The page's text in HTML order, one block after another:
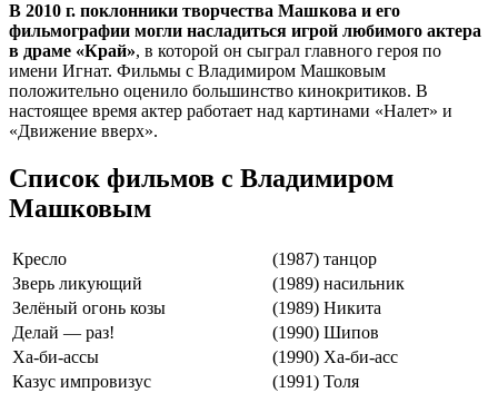
В 2010 г. поклонники творчества Машкова и его
фильмографии могли насладиться игрой любимого актера
в драме «Край», в которой он сыграл главного героя по
имени Игнат. Фильмы с Владимиром Машковым
положительно оценило большинство кинокритиков. В
настоящее время актер работает над картинами «Налет» и
«Движение вверх».
Список фильмов с Владимиром
Машковым
Кресло (1987) танцор
Зверь ликующий
(1989) насильник
Зелёный огонь козы
(1989) Никита
Делай — раз!
(1990) Шипов
Ха-би-ассы
(1990) Ха-би-асс
Казус импровизус
(1991) Толя